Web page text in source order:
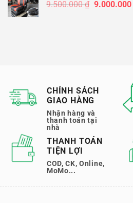
9.500.000₫ Giá
9.000.000
CHÍNH SÁCH
GIAO HÀNG
Nhận hàng và
thanh toán tại
nhà
THANH TOÁN
TIỆN LỢI
COD, CK, Online,
MoMo...